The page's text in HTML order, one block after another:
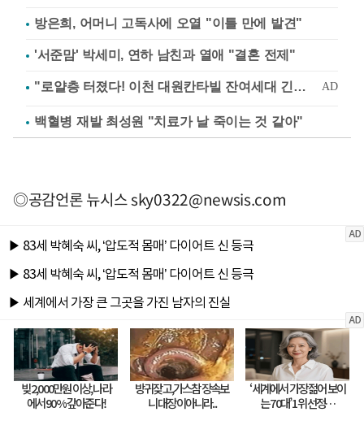
방은희, 어머니 고독사에 오열 "이틀 만에 발견"
'서준맘' 박세미, 연하 남친과 열애 "결혼 전제"
백혈병 재발 최성원 "치료가 날 죽이는 것 같아"
◎공감언론 뉴시스sky0322@newsis.com